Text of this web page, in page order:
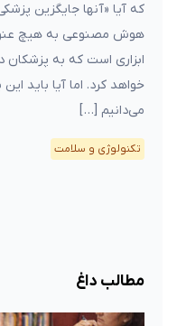
که آیا «آنها جایگزین
هوش مصنوعی به هیچ
ابزاری است که به
خواهد کرد. اما آیا باید
می‌دانیم […]
تکنولوژی و سلامت
مطالب داغ